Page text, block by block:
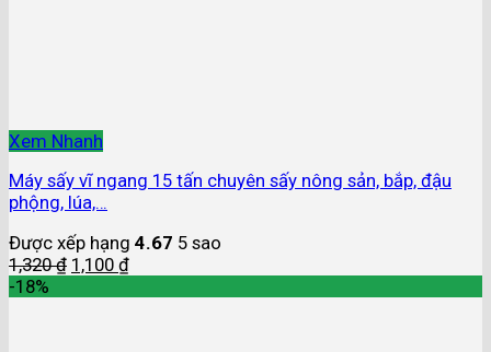
Xem Nhanh
Máy sấy vĩ ngang 15 tấn chuyên sấy nông sản, bắp, đậu
phộng, lúa,…
Được xếp hạng 4.67 5 sao
1,320₫ 1,100 ₫
-18%